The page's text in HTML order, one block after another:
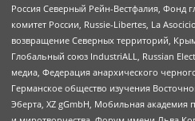
Россия Северный Рейн-Вестфалия,
комитет России, Russie-Libertes, La
возвращение Северных территорий,
Глобальный союз IndustriALL, Russian
медиа, Федерация анархического
Германское общество изучения
Эберта, XZ gGmbH, Мобильная академия